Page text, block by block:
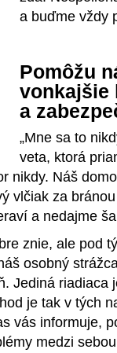
a buďme vždy
Pomôžu
vonkajšie
a
„Mne sa to
veta, ktorá
nikdy. Náš
vlčiak za
a nedajme
znie, ale pod
osobný
Jediná riadiaca
je tak v tých
vás informuje,
medzi